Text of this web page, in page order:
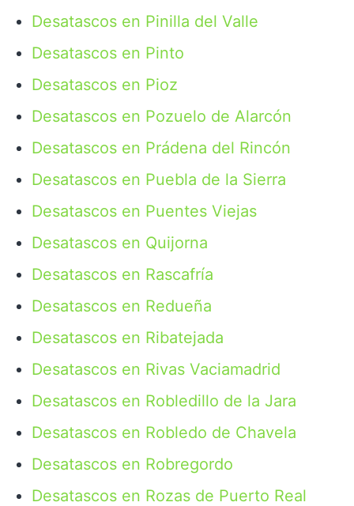
Desatascos en Pinilla del Valle
Desatascos en Pinto
Desatascos en Pioz
Desatascos en Pozuelo de Alarcón
Desatascos en Prádena del Rincón
Desatascos en Puebla de la Sierra
Desatascos en Puentes Viejas
Desatascos en Quijorna
Desatascos en Rascafría
Desatascos en Redueña
Desatascos en Ribatejada
Desatascos en Rivas Vaciamadrid
Desatascos en Robledillo de la Jara
Desatascos en Robledo de Chavela
Desatascos en Robregordo
Desatascos en Rozas de Puerto Real